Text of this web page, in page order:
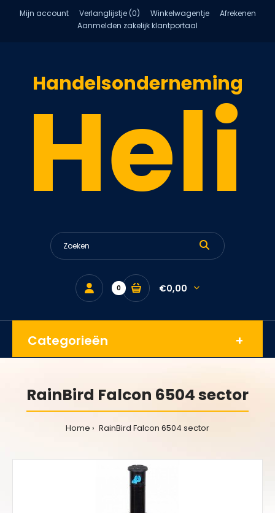
Mijn account Verlanglijstje (0) Winkelwagentje
Afrekenen
Aanmelden zakelijk klantportaal
Handelsonderneming
Heli
0 €0,00
Categorieën
RainBird Falcon 6504 sector
Home RainBird Falcon 6504 sector